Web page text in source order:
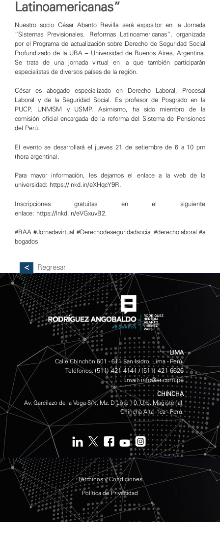
Latinoamericanas”
Nuestro socio César Abanto Revilla será expositor en la Jornada
“Sistemas Previsionales. Reformas Latinoamericanas”, organizada
por el Programa de actualización sobre Derecho de Seguridad Social
Profundizado de la UBA – Universidad de Buenos Aires, Argentina.
Se trata de una jornada virtual en la que también participarán
especialistas de diversos países de la región.
César es abogado especializado en Derecho Laboral, Procesal
Laboral y de la Seguridad Social. Es profesor de Posgrado en la
PUCP, UNMSM y USMP. Asimismo, ha sido miembro de la
comisión oficial encargada de la reforma del Sistema de Pensiones
del Perú.
El evento se desarrollará el jueves 21 de setiembre de 6 a 10 pm
(hora argentina).
Para mayor información, les dejamos el enlace a la web de la
universidad: https://lnkd.in/eXHqcY9R.
Inscripciones gratuitas en el siguiente
enlace: https://lnkd.in/eVGxuvB2.
#RAA #Jornadavirtual #Derechodeseguridadsocial #derecholaboral #a
bogados
Regresar
LIMA
Calle Chinchón 601 - 611 San Isidro, Lima - Perú.
Teléfonos: (511) 421 4141 /(511) 421 6626
Email:info@er.com.pe
CHINCHA
Av. Garcilazo de la Vega S/N, Mz. D Lote 10, Urb. Magisterial,
Chincha Alta - Ica - Perú.
Términos y Condiciones
Política de Privacidad